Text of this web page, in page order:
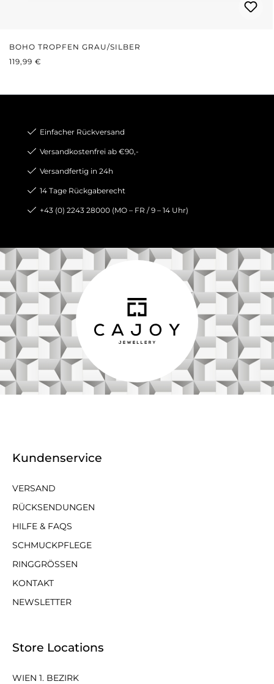
BOHO TROPFEN GRAU/SILBER
REGULÄRER PREIS:
119,99 €
Einfacher Rückversand
Versandkostenfrei ab €90,-
Versandfertig in 24h
14 Tage Rückgaberecht
+43 (0) 2243 28000 (MO – FR / 9 – 14 Uhr)
Kundenservice
VERSAND
RÜCKSENDUNGEN
HILFE & FAQS
SCHMUCKPFLEGE
RINGGRÖSSEN
KONTAKT
NEWSLETTER
Store Locations
WIEN 1. BEZIRK